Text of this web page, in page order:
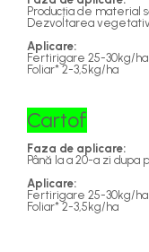
Producția de material
Dezvoltarea
Aplicare:
Fertirigare 25-30kg/ha
Foliar* 2-3,5kg/ha
Cartof
Faza de aplicare:
Până la a 20-a zi dupa
Aplicare:
Fertirigare 25-30kg/ha
Foliar* 2-3,5kg/ha